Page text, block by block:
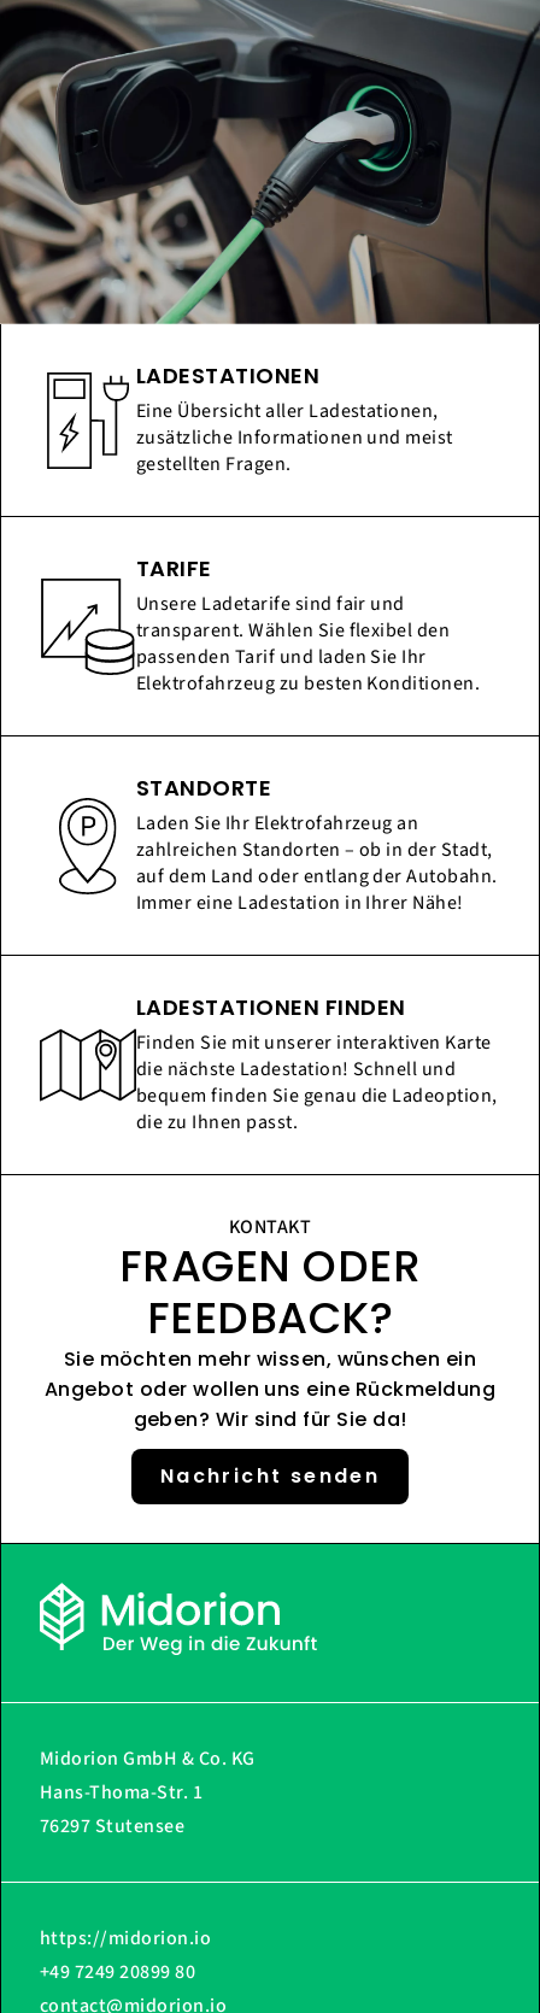
LADESTATIONEN
Eine Übersicht aller Ladestationen,
zusätzliche Informationen und meist
gestellten Fragen.
TARIFE
Unsere Ladetarife sind fair und
transparent. Wählen Sie flexibel den
passenden Tarif und laden Sie Ihr
Elektrofahrzeug zu besten Konditionen.
STANDORTE
Laden Sie Ihr Elektrofahrzeug an
zahlreichen Standorten – ob in der Stadt,
auf dem Land oder entlang der Autobahn.
Immer eine Ladestation in Ihrer Nähe!
LADESTATIONEN FINDEN
Finden Sie mit unserer interaktiven Karte
die nächste Ladestation! Schnell und
bequem finden Sie genau die Ladeoption,
die zu Ihnen passt.
KONTAKT
FRAGEN ODER
FEEDBACK?
Sie möchten mehr wissen, wünschen ein
Angebot oder wollen uns eine Rückmeldung
geben? Wir sind für Sie da!
Nachricht senden
Midorion GmbH & Co. KG
Hans-Thoma-Str. 1
76297 Stutensee
https://midorion.io
+49 7249 20899 80
contact@midorion.io